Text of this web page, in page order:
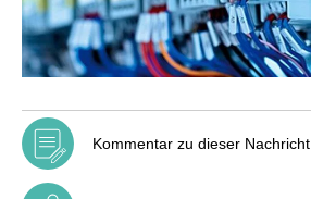
Kommentar zu dieser Nachricht